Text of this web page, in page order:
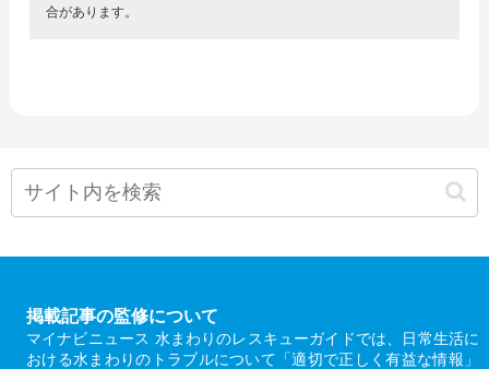
合があります。
掲載記事の監修について
マイナビニュース 水まわりのレスキューガイドでは、日常生活に
おける水まわりのトラブルについて「適切で正しく有益な情報」